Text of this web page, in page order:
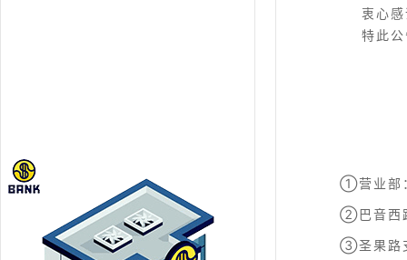
衷心感
特此公
①营业部
②巴音西
③圣果路